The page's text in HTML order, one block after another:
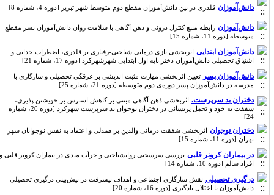
دانش‌آموزان قلدری در بین دانش‌آموزان مقطع دوم متوسط شهر تبریز [دوره 4، شماره 8]
دانش‌آموزان رابطه منبع کنترل درونی و ذهن آگاهی با سلامت روان دانش‌آموزان پسر مقطع
متوسطه [دوره 11، شماره 15]
دانش‌آموزان ابتدایی اثربخشی بازی درمانی شناختی-رفتاری بر قلدری، اضطراب جدایی و
اشتیاق تحصیلی دانش‌آموزان دختر پایه اول ابتدایی شهرشهرکرد [دوره 17، شماره 21]
دانش‌آموزان پسر تعیین اثربخشی مهارت مثبت اندیشی بر غرقگی تحصیلی و سازگاری با
مدرسه در دانش‌آموزان پسر دوره‌ی دوم متوسطه [دوره 21، شماره 25]
دختران بد سرپرست. اثربخشی ذهن آگاهی مبتنی بر کاهش استرس بر خویشتن پذیری،
شفقت به خود و تحمل پریشانی در دختران نوجوان بد سرپرست شهرکرد [دوره 20، شماره
24]
دختران نوجوان اثربخشی شفقت درمانی والدین بر همدلی و اعتماد به نفس نوجوانان شهر
تهران [دوره 11، شماره 15]
در بیماران کرونر قلبی بررسی سرسختی روانشناختی و جرأت مندی در بیماران کرونر قلبی و
افراد سالم [دوره 10، شماره 14]
درگیری تحصیلی نقش سازگاری اجتماعی و اهداف پیشرفت در پیش‌بینی درگیری تحصیلی
دانش‌آموزان با اختلال یادگیری [دوره 16، شماره 20]